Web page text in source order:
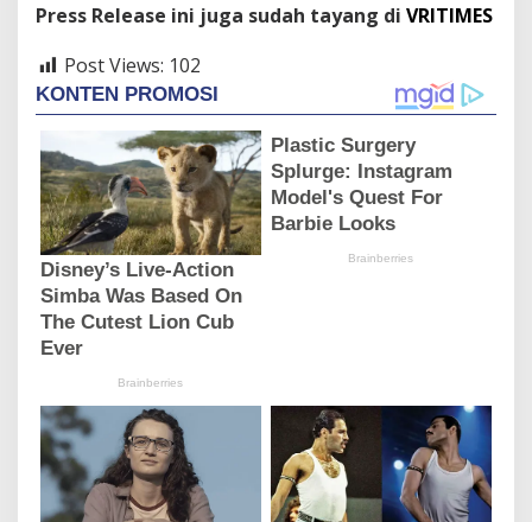
Press Release ini juga sudah tayang di VRITIMES
Post Views: 102